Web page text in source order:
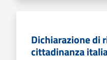
Dichiarazione di
cittadinanza